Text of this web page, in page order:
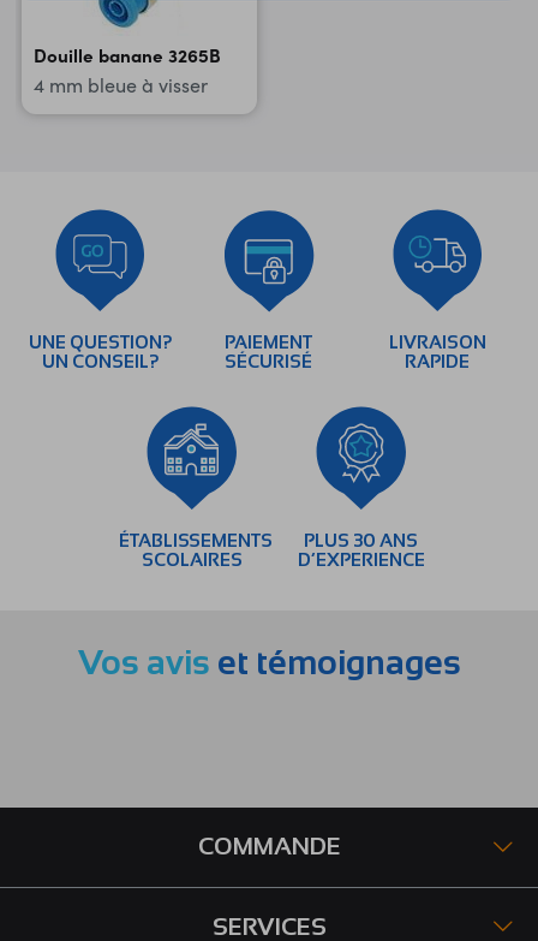
Douille banane 3265B
4 mm bleue à visser
UNE QUESTION?
UN CONSEIL?
PAIEMENT
SÉCURISÉ
LIVRAISON
RAPIDE
ÉTABLISSEMENTS
SCOLAIRES
PLUS 30 ANS
D’EXPERIENCE
Vos avis et témoignages
COMMANDE
SERVICES